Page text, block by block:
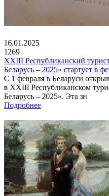
16.01.2025
1269
XXIII Республиканский
Беларусь – 2025» стартует в
С 1 февраля в Беларуси
в XXIII Республиканском
Беларусь – 2025». Эта зн
Подробнее